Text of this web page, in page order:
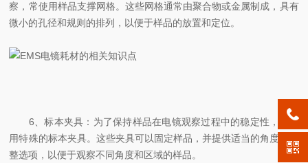
察，常使用样品支撑网格。这些网格通常由聚合物或金属制成，具有
微小的孔径和规则的排列，以便于样品的放置和定位。
6、标本夹具：为了保持样品在电镜观察过程中的稳定性，常使
用特殊的标本夹具。这些夹具可以固定样品，并提供适当的角度和调
整选项，以便于观察不同角度和区域的样品。